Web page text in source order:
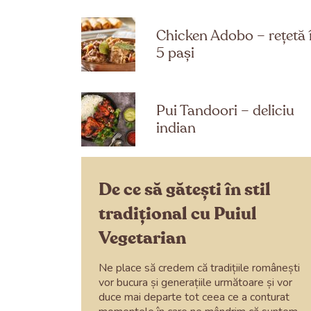
Chicken Adobo – rețetă
5 pași
Pui Tandoori – deliciu
indian
De ce să gătești în stil
tradițional cu Puiul
Vegetarian
Ne place să credem că tradițiile românești
vor bucura și generațiile următoare și vor
duce mai departe tot ceea ce a conturat